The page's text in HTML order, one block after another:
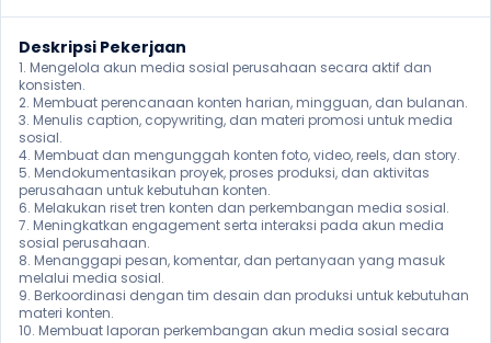
Deskripsi Pekerjaan
1. Mengelola akun media sosial perusahaan secara aktif dan
konsisten.
2. Membuat perencanaan konten harian, mingguan, dan bulanan.
3. Menulis caption, copywriting, dan materi promosi untuk media
sosial.
4. Membuat dan mengunggah konten foto, video, reels, dan story.
5. Mendokumentasikan proyek, proses produksi, dan aktivitas
perusahaan untuk kebutuhan konten.
6. Melakukan riset tren konten dan perkembangan media sosial.
7. Meningkatkan engagement serta interaksi pada akun media
sosial perusahaan.
8. Menanggapi pesan, komentar, dan pertanyaan yang masuk
melalui media sosial.
9. Berkoordinasi dengan tim desain dan produksi untuk kebutuhan
materi konten.
10. Membuat laporan perkembangan akun media sosial secara